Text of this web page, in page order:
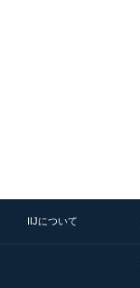
IIJについて